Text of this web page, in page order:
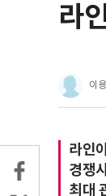
라
이
라인
경쟁
최대